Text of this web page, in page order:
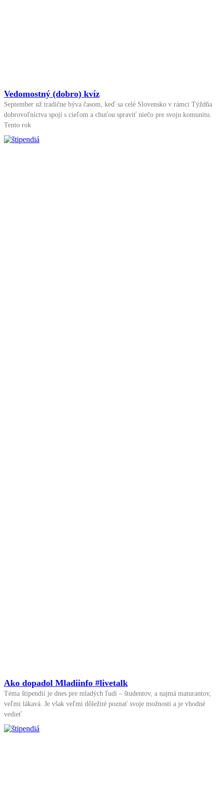
Vedomostný (dobro) kvíz
September už tradične býva časom, keď sa celé Slovensko v rámci Týždňa
dobrovoľníctva spojí s cieľom a chuťou spraviť niečo pre svoju komunitu.
Tento rok
Ako dopadol Mladiinfo #livetalk
Téma štipendií je dnes pre mladých ľudí – študentov, a najmä maturantov,
veľmi lákavá. Je však veľmi dôležité poznať svoje možnosti a je vhodné
vedieť